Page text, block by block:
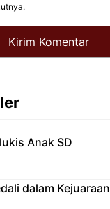
Anak SD
dalam Kejuaraan